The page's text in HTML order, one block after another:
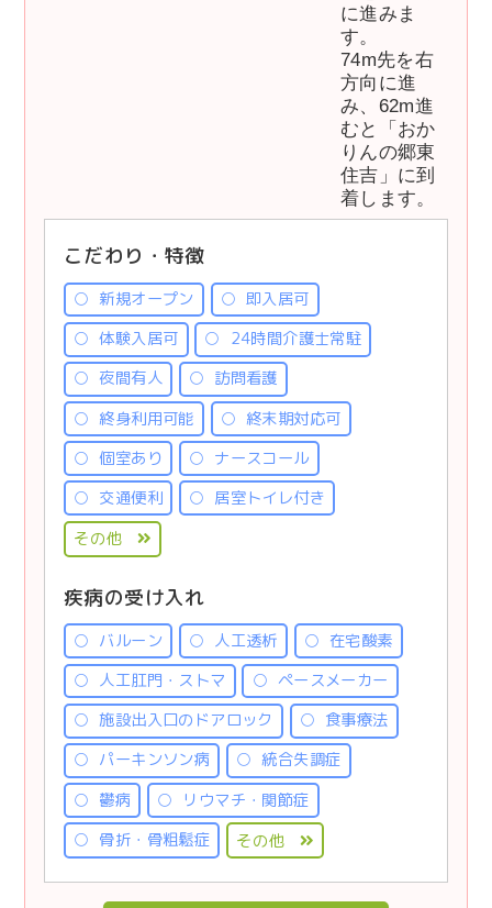
に進みま
す。
74m先を右
方向に進
み、62m進
むと「おか
りんの郷東
住吉」に到
着します。
こだわり・特徴
新規オープン
即入居可
体験入居可
24時間介護士常駐
夜間有人
訪問看護
終身利用可能
終末期対応可
個室あり
ナースコール
交通便利
居室トイレ付き
その他
疾病の受け入れ
バルーン 人工透析
在宅酸素
人工肛門・ストマ
ペースメーカー
施設出入口のドアロック
食事療法
パーキンソン病
統合失調症
鬱病
リウマチ・関節症
骨折・骨粗鬆症
その他